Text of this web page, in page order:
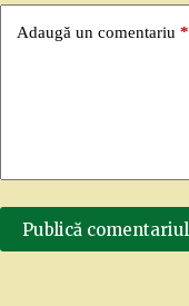
Adaugă un comentariu *
Publică comentariul